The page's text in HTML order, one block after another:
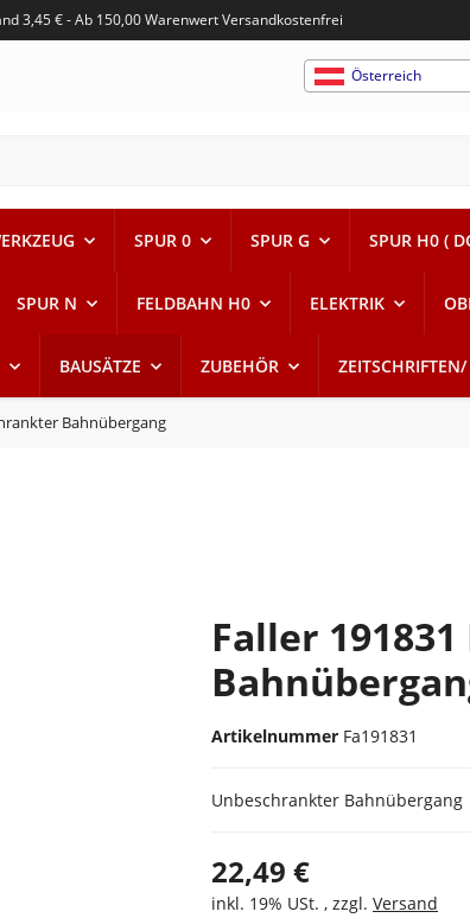
3,45 € - Ab 150,00 Warenwert Versandkostenfrei
Österreich
SPUR 0 SPUR G SPUR H0 (
SPUR N FELDBAHN H0 ELEKTRIK
BAUSÄTZE ZUBEHÖR
Bahnübergang
Faller
Artikelnummer Fa191831
Unbeschrankter Bahnübergang
22,49 €
inkl. 19% USt. , zzgl. Versand